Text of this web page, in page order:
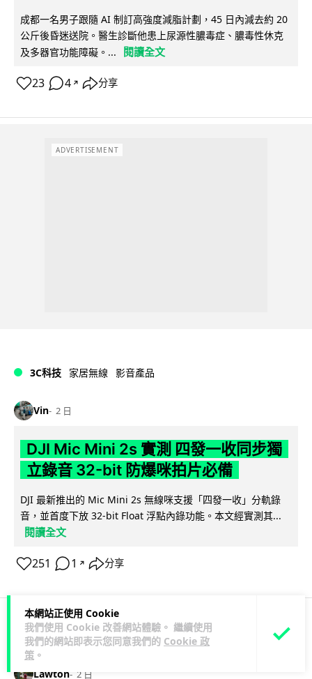
本網站正使用 Cookie
我們使用 Cookie 改善網站體驗。 繼續使用
我們的網站即表示您同意我們的 Cookie 政
策 。
成都一名男子跟隨 AI 制訂高強度減脂計劃，45 日內減去約 20
公斤後昏迷送院。醫生診斷他患上尿源性膿毒症、膿毒性休克
及多器官功能障礙。...
閱讀全文
23 4 ↗ 分享
ADVERTISEMENT
3C科技 家居無線 影音產品
Vin 2 日
DJI Mic Mini 2s 實測 四發一收同步獨
立錄音 32-bit 防爆咪拍片必備
DJI 最新推出的 Mic Mini 2s 無線咪支援「四發一收」分軌錄
音，並首度下放 32-bit Float 浮點內錄功能。本文經實測其...
閱讀全文
251 1 ↗ 分享
科技娛樂 生活娛樂 城中熱話
Lawton 2 日